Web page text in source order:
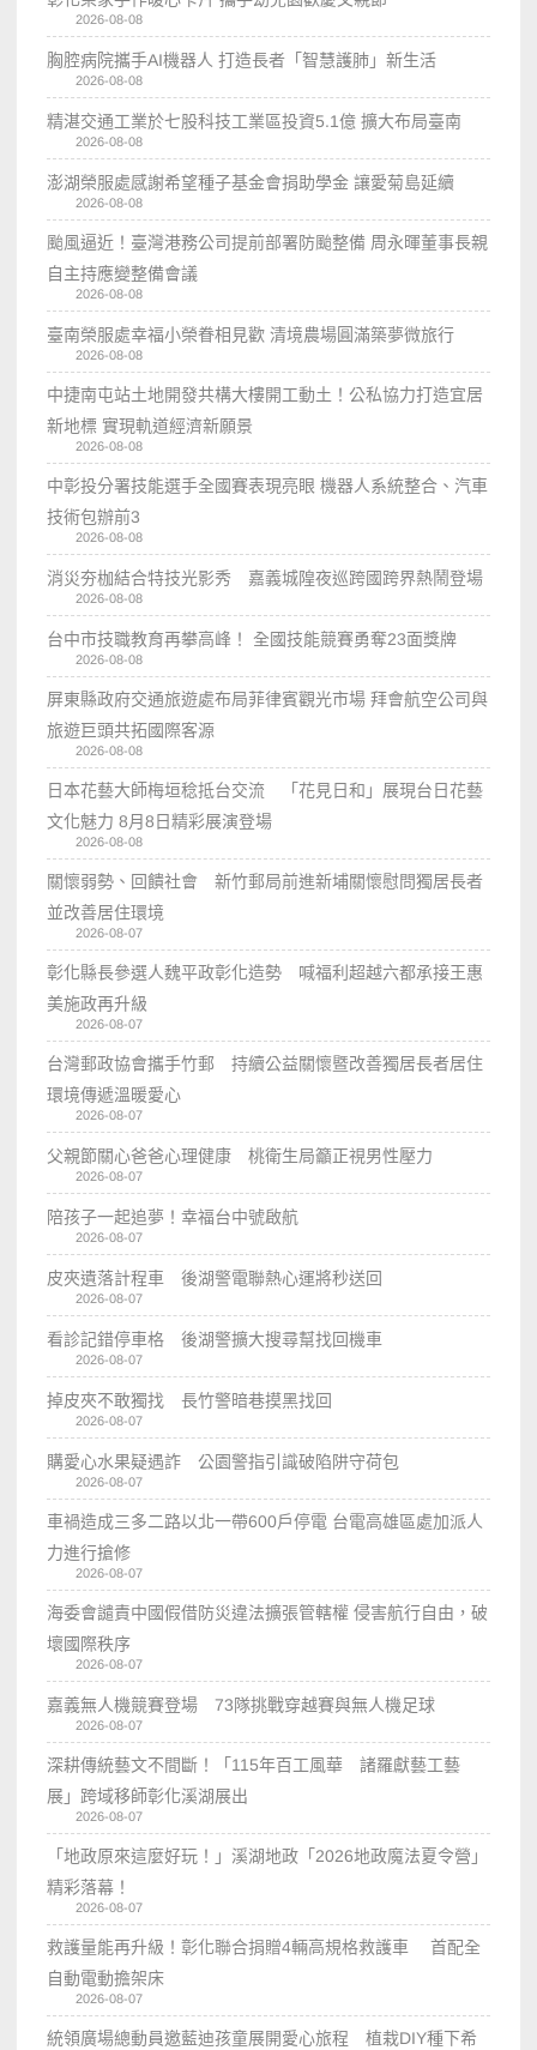
2026-08-08
胸腔病院攜手AI機器人 打造長者「智慧護肺」新生活
2026-08-08
精湛交通工業於七股科技工業區投資5.1億 擴大布局臺南
2026-08-08
澎湖榮服處感謝希望種子基金會捐助學金 讓愛菊島延續
2026-08-08
颱風逼近！臺灣港務公司提前部署防颱整備 周永暉董事長親
自主持應變整備會議
2026-08-08
臺南榮服處幸福小榮眷相見歡 清境農場圓滿築夢微旅行
2026-08-08
中捷南屯站土地開發共構大樓開工動土！公私協力打造宜居
新地標 實現軌道經濟新願景
2026-08-08
中彰投分署技能選手全國賽表現亮眼 機器人系統整合、汽車
技術包辦前3
2026-08-08
消災夯枷結合特技光影秀 嘉義城隍夜巡跨國跨界熱鬧登場
2026-08-08
台中市技職教育再攀高峰！ 全國技能競賽勇奪23面獎牌
2026-08-08
屏東縣政府交通旅遊處布局菲律賓觀光市場 拜會航空公司與
旅遊巨頭共拓國際客源
2026-08-08
日本花藝大師梅垣稔抵台交流 「花見日和」展現台日花藝
文化魅力 8月8日精彩展演登場
2026-08-08
關懷弱勢、回饋社會 新竹郵局前進新埔關懷慰問獨居長者
並改善居住環境
2026-08-07
彰化縣長參選人魏平政彰化造勢 喊福利超越六都承接王惠
美施政再升級
2026-08-07
台灣郵政協會攜手竹郵 持續公益關懷暨改善獨居長者居住
環境傳遞溫暖愛心
2026-08-07
父親節關心爸爸心理健康 桃衛生局籲正視男性壓力
2026-08-07
陪孩子一起追夢！幸福台中號啟航
2026-08-07
皮夾遺落計程車 後湖警電聯熱心運將秒送回
2026-08-07
看診記錯停車格 後湖警擴大搜尋幫找回機車
2026-08-07
掉皮夾不敢獨找 長竹警暗巷摸黑找回
2026-08-07
購愛心水果疑遇詐 公園警指引識破陷阱守荷包
2026-08-07
車禍造成三多二路以北一帶600戶停電 台電高雄區處加派人
力進行搶修
2026-08-07
海委會譴責中國假借防災違法擴張管轄權 侵害航行自由，破
壞國際秩序
2026-08-07
嘉義無人機競賽登場 73隊挑戰穿越賽與無人機足球
2026-08-07
深耕傳統藝文不間斷！「115年百工風華 諸羅獻藝工藝
展」跨域移師彰化溪湖展出
2026-08-07
「地政原來這麼好玩！」溪湖地政「2026地政魔法夏令營」
精彩落幕！
2026-08-07
救護量能再升級！彰化聯合捐贈4輛高規格救護車 首配全
自動電動擔架床
2026-08-07
統領廣場總動員邀藍迪孩童展開愛心旅程 植栽DIY種下希